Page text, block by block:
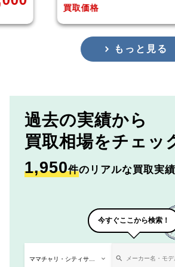
買取価格
もっと見る
過去の実績から
買取相場をチェッ
1,950件のリアルな買取実
今すぐここから検索！